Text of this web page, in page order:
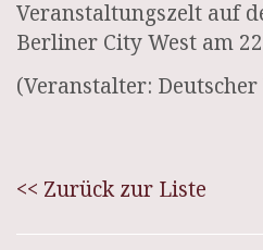
Veranstaltungszelt auf
Berliner City West am
(Veranstalter:
<< Zurück zur Liste